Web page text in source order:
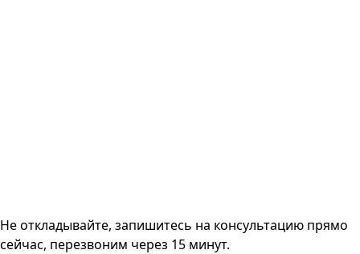
Не откладывайте, запишитесь на консультацию прямо
сейчас, перезвоним через 15 минут.